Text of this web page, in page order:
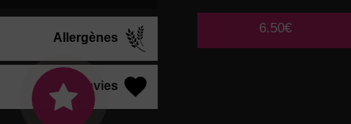
Allergènes
Vos Envies
6.50€